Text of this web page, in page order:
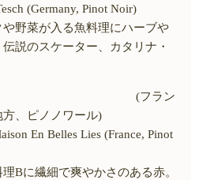
(Germany, Pinot Noir)
野菜が入る魚料理にハーブや
説のスケーター、カタリナ・
(フラン
、ピノノワール)
En Belles Lies (France, Pinot
Bに繊細で爽やかさのある赤。